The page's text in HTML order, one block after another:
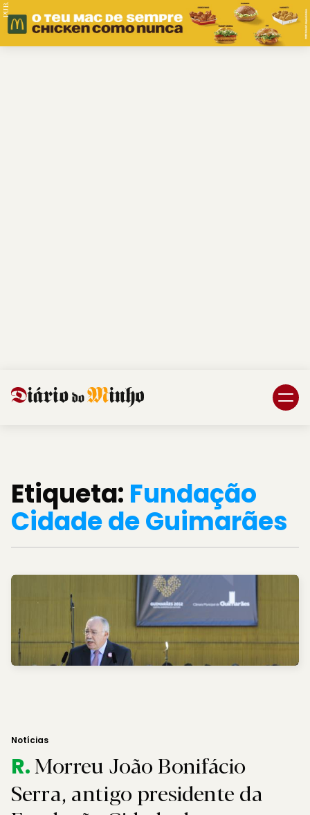
PUB.
Etiqueta: Fundação
Cidade de Guimarães
Notícias
R.Morreu João Bonifácio
Serra, antigo presidente da